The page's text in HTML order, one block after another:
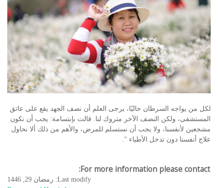
لكل من يواجه السرطان حاليًا، يرجى العلم أن نصف الجهد يقع على عاتق
المستشفى، ولكن النصف الآخر متروك لنا. قالت بإبتسامة: يجب أن نكون
مشجعين لأنفسنا، ولا يجب أن نستسلم للمرض، والأهم من ذلك ألا نحاول
علاج أنفسنا دون تدخل الأطباء ".
For more information please contact:
Last modify: رمضان 29, 1446